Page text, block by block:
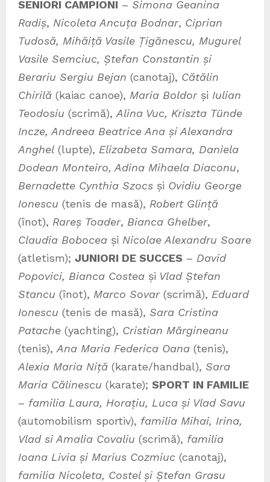
SENIORI CAMPIONI – Simona Geanina
Radiș, Nicoleta Ancuța Bodnar, Ciprian
Tudosă, Mihăiță Vasile Țigănescu, Mugurel
Vasile Semciuc, Ștefan Constantin și
Berariu Sergiu Bejan (canotaj), Cătălin
Chirilă (kaiac canoe), Maria Boldorși Iulian
Teodosiu (scrimă), Alina Vuc, Kriszta Tünde
Incze, Andreea Beatrice Ana și Alexandra
Anghel (lupte), Elizabeta Samara, Daniela
Dodean Monteiro, Adina Mihaela Diaconu,
Bernadette Cynthia Szocs și Ovidiu George
Ionescu (tenis de masă), Robert Glință
(înot), Rareș Toader, Bianca Ghelber,
Claudia Bobocea și Nicolae Alexandru Soare
(atletism); JUNIORI DE SUCCES – David
Popovici, Bianca Costea și Vlad Ștefan
Stancu (înot), Marco Sovar(scrimă), Eduard
Ionescu (tenis de masă), Sara Cristina
Patache (yachting), Cristian Mărgineanu
(tenis), Ana Maria Federica Oana (tenis),
Alexia Maria Niță (karate/handbal), Sara
Maria Călinescu (karate); SPORT IN FAMILIE
– familia Laura, Horațiu, Luca și Vlad Savu
(automobilism sportiv), familia Mihai, Irina,
Vlad si Amalia Covaliu (scrimă), familia
Ioana Livia și Marius Cozmiuc (canotaj),
familia Nicoleta, Costel și Ștefan Grasu